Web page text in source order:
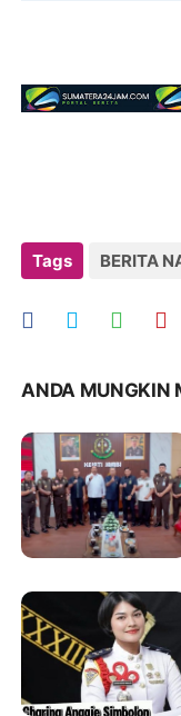
Tags BERITA
ANDA MUNGKIN